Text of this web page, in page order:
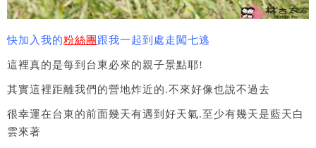
快加入我的粉絲團 跟我一起到處走闖七逃
這裡真的是每到台東必來的親子景點耶!
其實這裡距離我們的營地炸近的.不來好像也說不過去
很幸運在台東的前面幾天有遇到好天氣.至少有幾天是藍天白
雲來著